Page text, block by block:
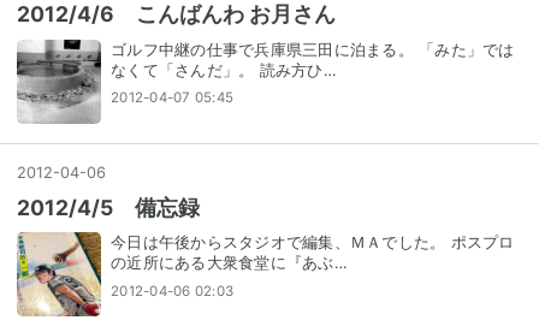
2012/4/6 こんばんわ お月さん
ゴルフ中継の仕事で兵庫県三田に泊まる。 「みた」では
なくて「さんだ」。 読み方ひ…
2012-04-07 05:45
2012-04-06
2012/4/5 備忘録
今日は午後からスタジオで編集、ＭＡでした。 ポスプロ
の近所にある大衆食堂に『あぶ…
2012-04-06 02:03